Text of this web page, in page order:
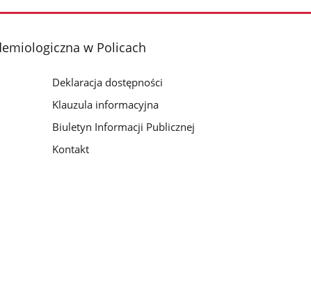
w Policach
Deklaracja dostępności
Klauzula informacyjna
Biuletyn Informacji Publicznej
Kontakt